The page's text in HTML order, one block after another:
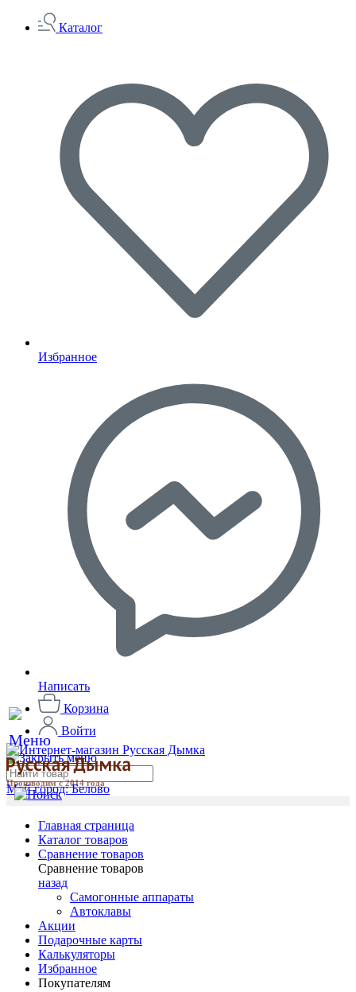
Каталог
Избранное
Написать
Корзина
Войти
Производим с 2014 года
Мой город:Белово
Главная страница
Каталог товаров
Сравнение товаров
Сравнение товаров
назад
Самогонные аппараты
Автоклавы
Акции
Подарочные карты
Калькуляторы
Избранное
Покупателям